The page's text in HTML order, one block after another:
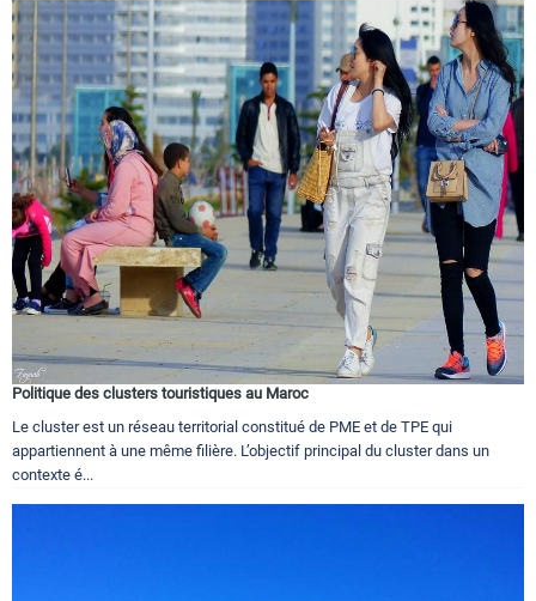
Politique des clusters touristiques au Maroc
Le cluster est un réseau territorial constitué de PME et de TPE qui
appartiennent à une même filière. L’objectif principal du cluster dans un
contexte é...